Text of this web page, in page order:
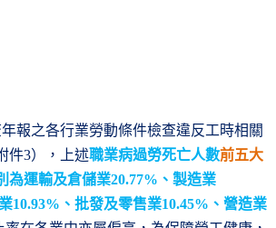
報之各行業勞動條件檢查違反工時相關
件3），上述職業病過勞死亡人數前五大
為運輸及倉儲業20.77% 、製造業
10.93% 、批發及零售業10.45% 、營造業